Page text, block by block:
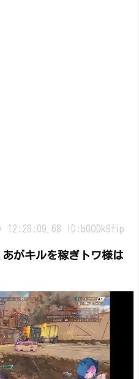
12:28:09.68 ID:b0ODk8fip
がキルを稼ぎトワ様は